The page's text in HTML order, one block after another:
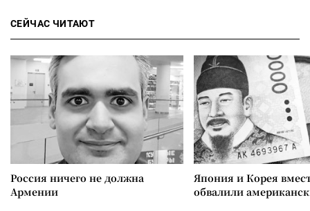
СЕЙЧАС ЧИТАЮТ
Россия ничего не должна
Армении
Япония и Корея
обвалили